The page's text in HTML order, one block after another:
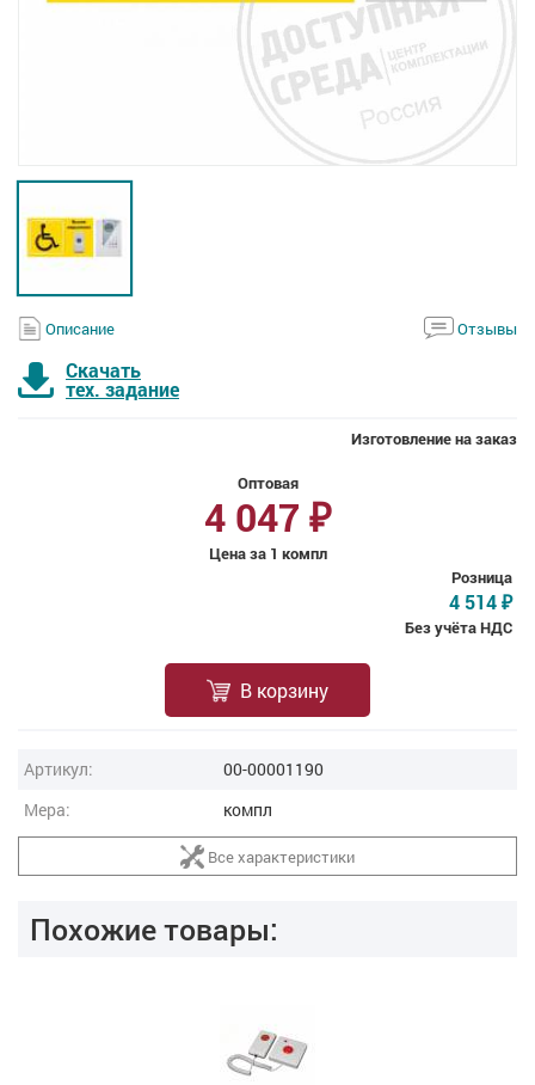
Описание Отзывы
Скачать
тех. задание
Изготовление на заказ
Оптовая
4 047 ₽
Цена за 1 компл
Розница
4 514 ₽
Без учёта НДС
В корзину
Артикул:
00-00001190
Мера:
компл
Все характеристики
Похожие товары: